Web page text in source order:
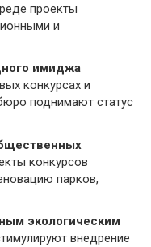
проекты
и
имиджа
конкурсах и
поднимают статус
конкурсов
парков,
экологическим
внедрение